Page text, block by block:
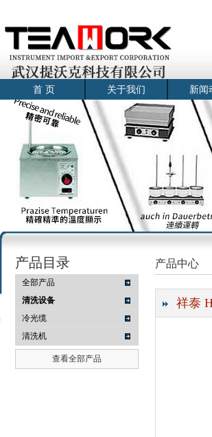
武汉提沃克科技有限公司
首 页 关于我们 新闻
产品目录
全部产品
清洗设备
冷光缆
清洗机
查看全部产品
产品中心
祥泰